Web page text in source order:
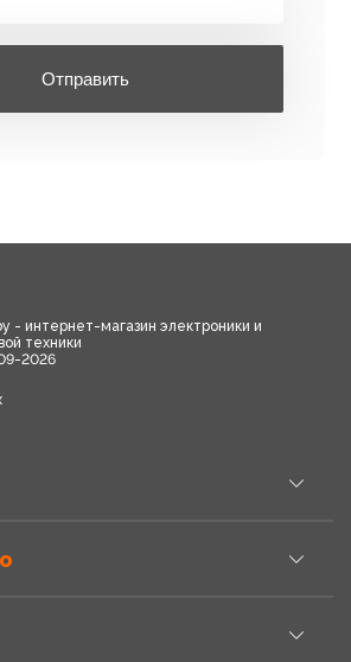
Отправить
- интернет-магазин электроники и
техники
2026